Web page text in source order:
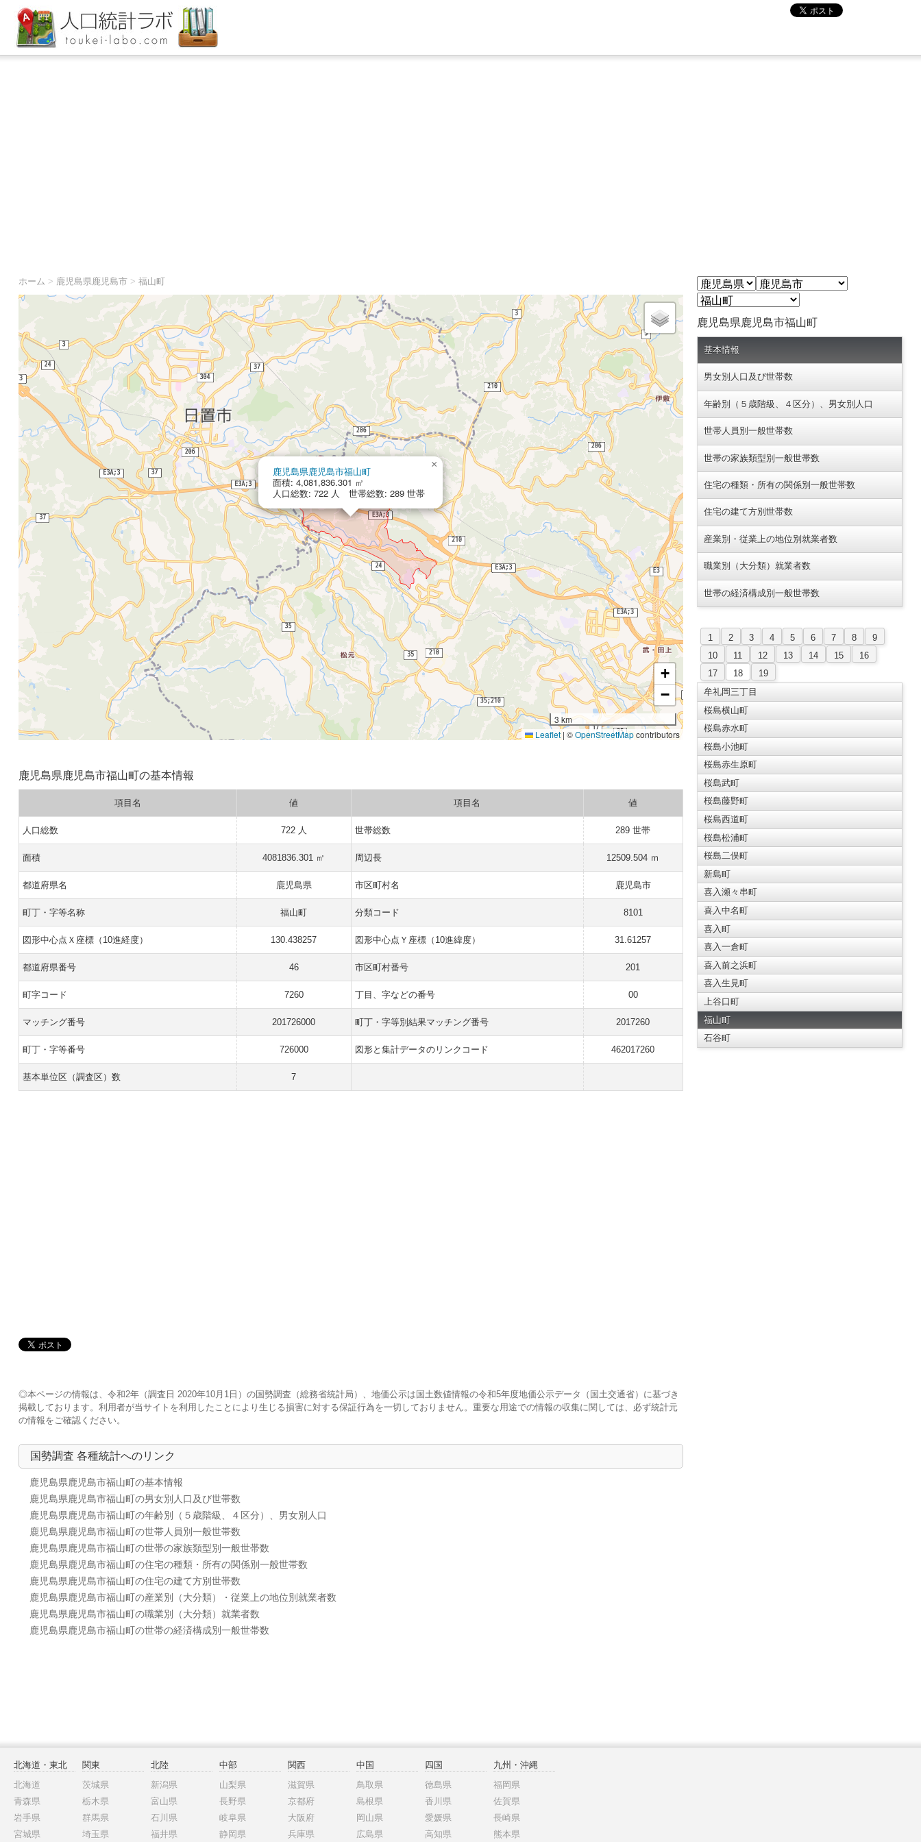
ホーム > 鹿児島県鹿児島市> 福山町
鹿児島県鹿児島市福山町
面積: 4,081,836.301 ㎡
人口総数: 722 人 世帯総数: 289 世帯
×
+
−
3 km
Leaflet | ©OpenStreetMapcontributors
鹿児島県鹿児島市福山町の基本情報
項目名 値 項目名 値
人口総数 722 人 世帯総数 289 世帯
面積 4081836.301 ㎡ 周辺長 12509.504 ｍ
都道府県名 鹿児島県 市区町村名 鹿児島市
町丁・字等名称 福山町 分類コード 8101
図形中心点Ｘ座標（10進経度） 130.438257 図形中心点Ｙ座標（10進緯度） 31.61257
都道府県番号 46 市区町村番号 201
町字コード 7260 丁目、字などの番号 00
マッチング番号 201726000 町丁・字等別結果マッチング番号 2017260
町丁・字等番号 726000 図形と集計データのリンクコード 462017260
基本単位区（調査区）数 7
◎本ページの情報は、令和2年（調査日 2020年10月1日）の国勢調査（総務省統計局）、地価公示は国土数値情報の令和5年度地価公示データ（国土交通省）に基づき
掲載しております。利用者が当サイトを利用したことにより生じる損害に対する保証行為を一切しておりません。重要な用途での情報の収集に関しては、必ず統計元
の情報をご確認ください。
国勢調査 各種統計へのリンク
鹿児島県鹿児島市福山町の基本情報
鹿児島県鹿児島市福山町の男女別人口及び世帯数
鹿児島県鹿児島市福山町の年齢別（５歳階級、４区分）、男女別人口
鹿児島県鹿児島市福山町の世帯人員別一般世帯数
鹿児島県鹿児島市福山町の世帯の家族類型別一般世帯数
鹿児島県鹿児島市福山町の住宅の種類・所有の関係別一般世帯数
鹿児島県鹿児島市福山町の住宅の建て方別世帯数
鹿児島県鹿児島市福山町の産業別（大分類）・従業上の地位別就業者数
鹿児島県鹿児島市福山町の職業別（大分類）就業者数
鹿児島県鹿児島市福山町の世帯の経済構成別一般世帯数
鹿児島県鹿児島市福山町
基本情報
男女別人口及び世帯数
年齢別（５歳階級、４区分）、男女別人口
世帯人員別一般世帯数
世帯の家族類型別一般世帯数
住宅の種類・所有の関係別一般世帯数
住宅の建て方別世帯数
産業別・従業上の地位別就業者数
職業別（大分類）就業者数
世帯の経済構成別一般世帯数
1 2 3 4 5 6 7 8
9
10
11 12 13 14 15
16
17
18
19
牟礼岡三丁目
桜島横山町
桜島赤水町
桜島小池町
桜島赤生原町
桜島武町
桜島藤野町
桜島西道町
桜島松浦町
桜島二俣町
新島町
喜入瀬々串町
喜入中名町
喜入町
喜入一倉町
喜入前之浜町
喜入生見町
上谷口町
福山町
石谷町
北海道・東北
北海道
青森県
岩手県
宮城県
関東
茨城県
栃木県
群馬県
埼玉県
北陸
新潟県
富山県
石川県
福井県
中部
山梨県
長野県
岐阜県
静岡県
関西
滋賀県
京都府
大阪府
兵庫県
中国
鳥取県
島根県
岡山県
広島県
四国
徳島県
香川県
愛媛県
高知県
九州・沖縄
福岡県
佐賀県
長崎県
熊本県